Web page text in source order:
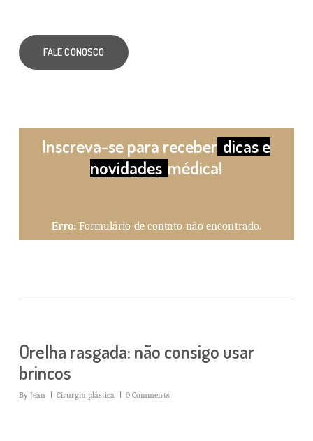
FALE CONOSCO
Inscreva-se para receber dicas e
novidades médica!
Erro: Formulário de contato não encontrado.
Orelha rasgada: não consigo usar
brincos
By Jean Cirurgia plástica 0 Comments